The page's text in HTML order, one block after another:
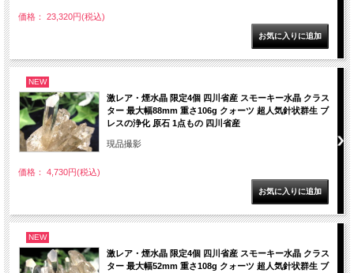
価格： 23,320円(税込)
NEW
激レア・煙水晶 限定4個 四川省産 スモーキー水晶 クラス
ター 最大幅88mm 重さ106g クォーツ 超人気針状群生 ブ
レスの浄化 原石 1点もの 四川省産
現品撮影
価格： 4,730円(税込)
NEW
激レア・煙水晶 限定4個 四川省産 スモーキー水晶 クラス
ター 最大幅52mm 重さ108g クォーツ 超人気針状群生 ブ